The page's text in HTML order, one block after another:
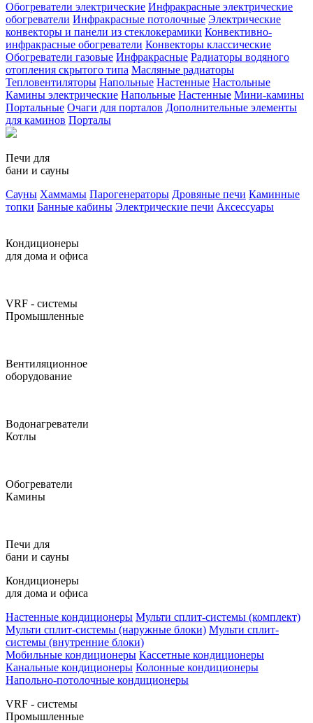
Обогреватели электрические Инфракрасные электрические
обогреватели Инфракрасные потолочные Электрические
конвекторы и панели из стеклокерамики Конвективно-
инфракрасные обогреватели Конвекторы классические
Обогреватели газовые Инфракрасные Радиаторы водяного
отопления скрытого типа Масляные радиаторы
Тепловентиляторы Напольные Настенные Настольные
Камины электрические Напольные Настенные Мини-камины
Портальные Очаги для порталов Дополнительные элементы
для каминов Порталы
Печи для
бани и сауны
Сауны Хаммамы Парогенераторы Дровяные печи Каминные
топки Банные кабины Электрические печи Аксессуары
Кондиционеры
для дома и офиса
VRF - системы
Промышленные
Вентиляционное
оборудование
Водонагреватели
Котлы
Обогреватели
Камины
Печи для
бани и сауны
Кондиционеры
для дома и офиса
Настенные кондиционеры Мульти сплит-системы (комплект)
Мульти сплит-системы (наружные блоки) Мульти сплит-
системы (внутренние блоки)
Мобильные кондиционеры Кассетные кондиционеры
Канальные кондиционеры Колонные кондиционеры
Напольно-потолочные кондиционеры
VRF - системы
Промышленные